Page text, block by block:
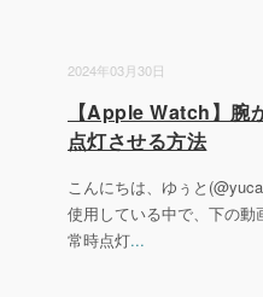
2024年03月30日
【Apple Watch】腕
点灯させる方法
こんにちは、ゆぅと
使用している中で、下の
常時点灯...